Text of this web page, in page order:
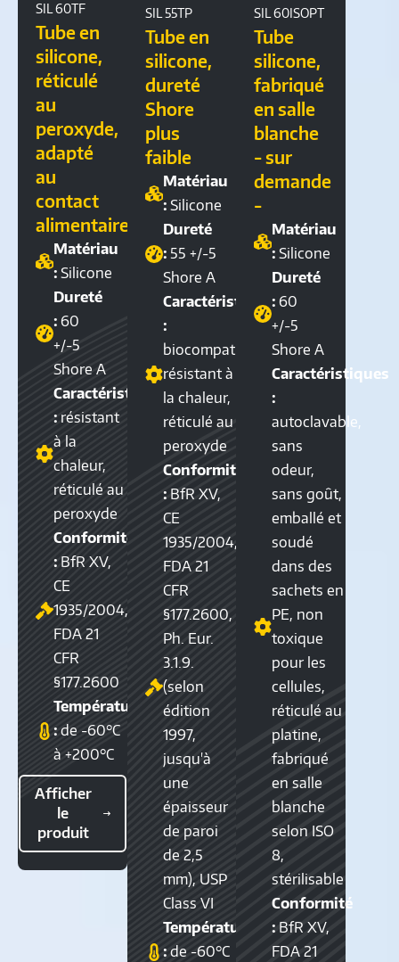
SIL 60TF
Tube en
silicone,
réticulé
au
peroxyde,
adapté
au
contact
alimentaire
Matériau
: Silicone
Dureté
: 60
+/-5
Shore A
Caractéristiques
: résistant
à la
chaleur,
réticulé au
peroxyde
Conformité
: BfR XV,
CE
1935/2004,
FDA 21
CFR
§177.2600
Température
: de -60°C
à +200°C
Afficher
le
produit
SIL 55TP
Tube en
silicone,
dureté
Shore
plus
faible
Matériau
: Silicone
Dureté
: 55 +/-5
Shore A
Caractéristiques
:
biocompatible,
résistant à
la chaleur,
réticulé au
peroxyde
Conformité
: BfR XV,
CE
1935/2004,
FDA 21
CFR
§177.2600,
Ph. Eur.
3.1.9.
(selon
édition
1997,
jusqu'à
une
épaisseur
de paroi
de 2,5
mm), USP
Class VI
Température
: de -60°C
SIL 60ISOPT
Tube
silicone,
fabriqué
en salle
blanche
- sur
demande
-
Matériau
:Silicone
Dureté
:60
+/-5
Shore A
Caractéristiques
:
autoclavable,
sans
odeur,
sans goût,
emballé et
soudé
dans des
sachets en
PE, non
toxique
pour les
cellules,
réticulé au
platine,
fabriqué
en salle
blanche
selon ISO
8,
stérilisable
Conformité
: BfR XV,
FDA 21